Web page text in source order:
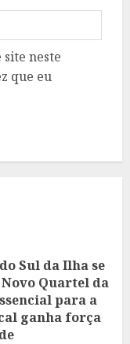
neste
que eu
Sul da Ilha se
Quartel da
para a
ganha força